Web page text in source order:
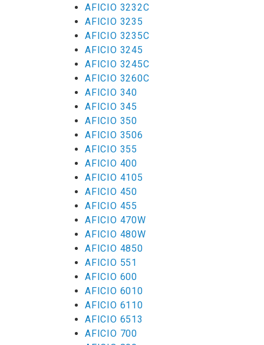
AFICIO 3232C
AFICIO 3235
AFICIO 3235C
AFICIO 3245
AFICIO 3245C
AFICIO 3260C
AFICIO 340
AFICIO 345
AFICIO 350
AFICIO 3506
AFICIO 355
AFICIO 400
AFICIO 4105
AFICIO 450
AFICIO 455
AFICIO 470W
AFICIO 480W
AFICIO 4850
AFICIO 551
AFICIO 600
AFICIO 6010
AFICIO 6110
AFICIO 6513
AFICIO 700